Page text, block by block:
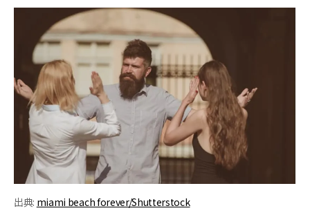
出典: miami beach forever/Shutterstock